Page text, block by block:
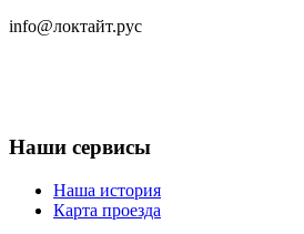
info@локтайт.рус
Наши сервисы
Наша история
Карта проезда